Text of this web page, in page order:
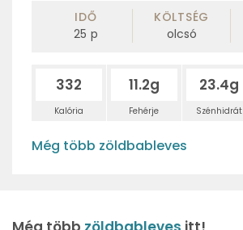
IDŐ
25 p
KÖLTSÉG
olcsó
332
Kalória
11.2g
Fehérje
23.4g
Szénhidrát
Még több zöldbableves